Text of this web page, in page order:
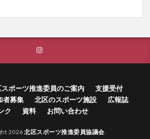
ポーツ推進委員のご案内
支援受付
者募集 北区のスポーツ施設
広報誌
ク
資料 お問い合わせ
2026北区スポーツ推進委員協議会